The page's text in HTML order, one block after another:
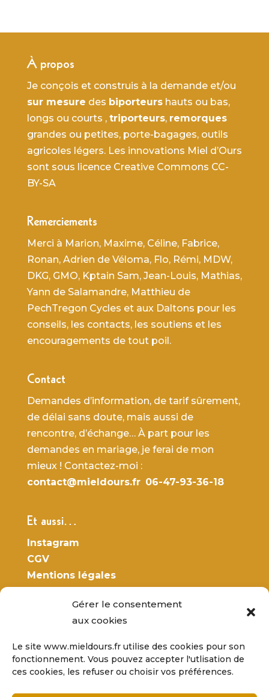
Gérer le consentement
aux cookies
Le site www.mieldours.fr utilise des cookies pour son
fonctionnement. Vous pouvez accepter l'utlisation de
ces cookies, les refuser ou choisir vos préférences.
À propos
Je conçois et construis à la demande et/ou
sur mesure des biporteurshauts ou bas,
longs ou courts , triporteurs, remorques
grandes ou petites, porte-bagages, outils
agricoles légers. Les innovations Miel d’Ours
sont sous licence Creative Commons CC-
BY-SA
Remerciements
Merci à Marion, Maxime, Céline, Fabrice,
Ronan, Adrien de Véloma, Flo, Rémi, MDW,
DKG, GMO, Kptain Sam, Jean-Louis, Mathias,
Yann de Salamandre, Matthieu de
PechTregon Cycles et aux Daltons pour les
conseils, les contacts, les soutiens et les
encouragements de tout poil.
Contact
Demandes d’information, de tarif sûrement,
de délai sans doute, mais aussi de
rencontre, d’échange… À part pour les
demandes en mariage, je ferai de mon
mieux ! Contactez-moi :
contact@mieldours.fr 06-47-93-36-18
Et aussi…
Instagram
CGV
Mentions légales